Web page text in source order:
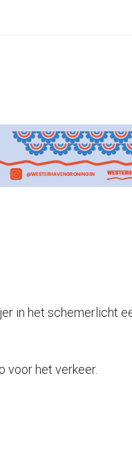
in het schemerlicht
voor het verkeer.